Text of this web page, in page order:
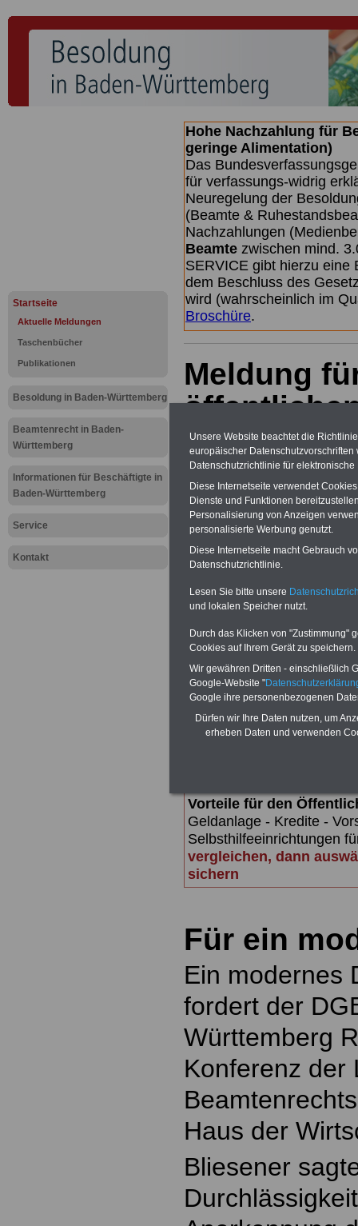
Startseite
Aktuelle Meldungen
Taschenbücher
Publikationen
Besoldung in Baden-Württemberg
Beamtenrecht in Baden-
Württemberg
Informationen für Beschäftigte in
Baden-Württemberg
Service
Kontakt
Hohe Nachzahlung für
geringe Alimentation)
Das
für verfassungs-widrig
Neuregelung der
(Beamte &
Nachzahlungen
Beamte zwischen mind.
SERVICE gibt hierzu eine
dem Beschluss des
wird (wahrscheinlich im
Broschüre.
Meldung
BEHÖRDEN-ABOmit 3 Ratgebern
25,00 Euro: Wissenswertes für
und Beamte, Beamten-
(Bund/Länder) sowie Beihilferecht in
Ländern. Alle drei Ratgeber sind
Sachverhalte verständlich (auch für
Mitarbeiter des öffentlichen
Baden-Württemberg
DasBEHÖRDEN-ABO >>> kann
werden
ACHTUNG Neue Broschüre zum
Teilweise 5-stellige Nachzahlungen
Beamtinnen & Beamte in Bund und
durch Neuordnung der
Alimentation
>>>zur
Vorteile für den
Geldanlage - Kredite -
Selbsthilfeeinrichtungen
vergleichen, dann
sichern
Für ein
Ein modernes
fordert der
Württemberg
Konferenz der
Haus der
Bliesener
Unsere Website beachtet die
europäischer
Datenschutzrichtlinie für
Diese Internetseite verwendet
Dienste und Funktionen
Personalisierung von Anzeigen
personalisierte Werbung genutzt.
Diese Internetseite macht Gebrauch
Datenschutzrichtlinie.
Lesen Sie bitte unsere
und lokalen Speicher nutzt.
Durch das Klicken von "Zustimmung"
Cookies auf Ihrem Gerät zu speichern.
Wir gewähren Dritten - einschließlich
Google-Website "
Google ihre personenbezogenen
Dürfen wir Ihre Daten nutzen, um
erheben Daten und verwenden